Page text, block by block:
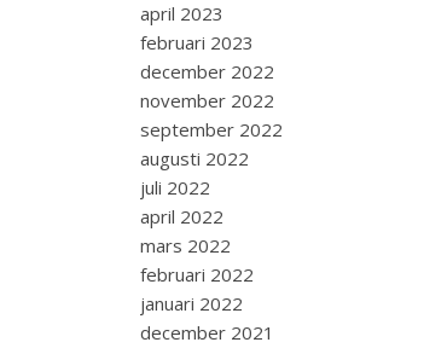
april 2023
februari 2023
december 2022
november 2022
september 2022
augusti 2022
juli 2022
april 2022
mars 2022
februari 2022
januari 2022
december 2021